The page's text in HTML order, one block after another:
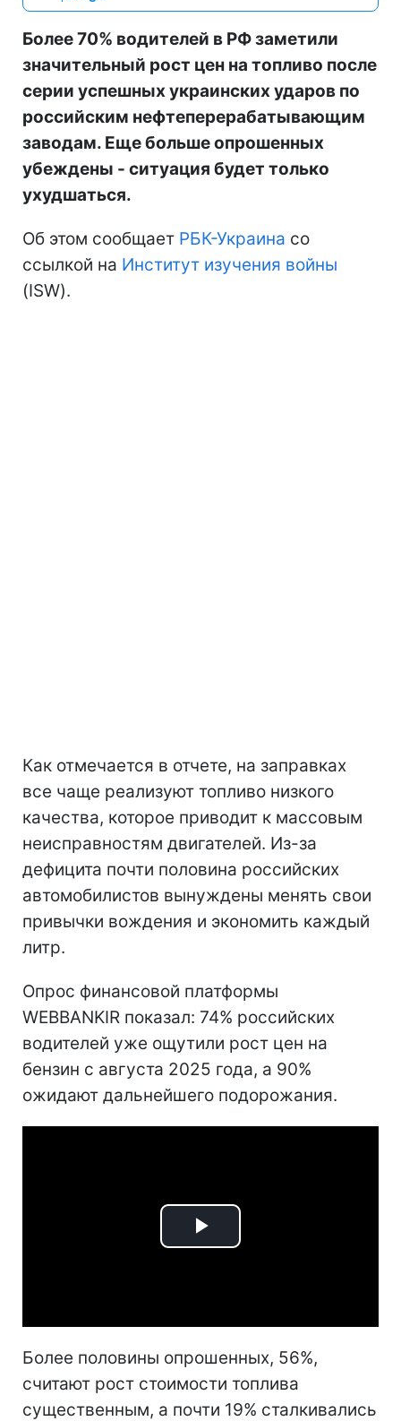
Более 70% водителей в РФ заметили
значительный рост цен на топливо после
серии успешных украинских ударов по
российским нефтеперерабатывающим
заводам. Еще больше опрошенных
убеждены - ситуация будет только
ухудшаться.
Об этом сообщает РБК-Украина со
ссылкой на Институт изучения войны
(ISW).
Как отмечается в отчете, на заправках
все чаще реализуют топливо низкого
качества, которое приводит к массовым
неисправностям двигателей. Из-за
дефицита почти половина российских
автомобилистов вынуждены менять свои
привычки вождения и экономить каждый
литр.
Опрос финансовой платформы
WEBBANKIR показал: 74% российских
водителей уже ощутили рост цен на
бензин с августа 2025 года, а 90%
ожидают дальнейшего подорожания.
Play
Более половины опрошенных, 56%,
считают рост стоимости топлива
существенным, а почти 19% сталкивались